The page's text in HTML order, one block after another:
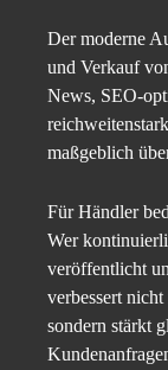
Der moderne
und Verkauf
News, SEO-
maßgeblich
Für Händler
Wer
veröffentlicht
verbessert
sondern stärkt